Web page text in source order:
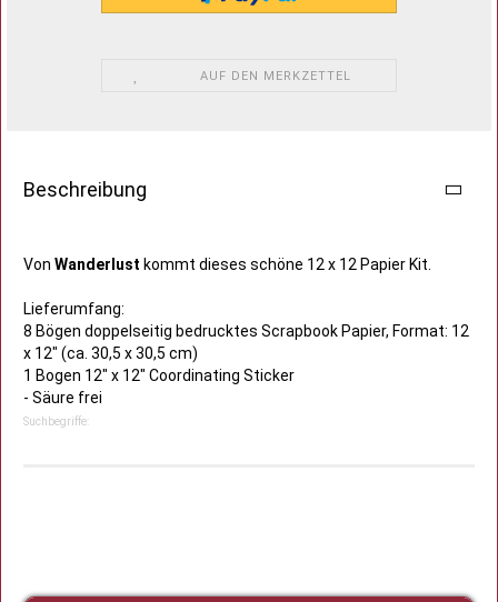
AUF DEN MERKZETTEL
Beschreibung
Von Wanderlust kommt dieses schöne 12 x 12 Papier Kit.
Lieferumfang:
8 Bögen doppelseitig bedrucktes Scrapbook Papier, Format: 12
x 12" (ca. 30,5 x 30,5 cm)
1 Bogen 12" x 12" Coordinating Sticker
- Säure frei
Suchbegriffe: